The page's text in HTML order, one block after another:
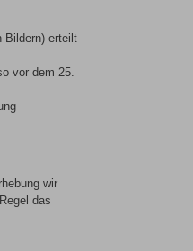
Bildern) erteilt
vor dem 25.
wir
das